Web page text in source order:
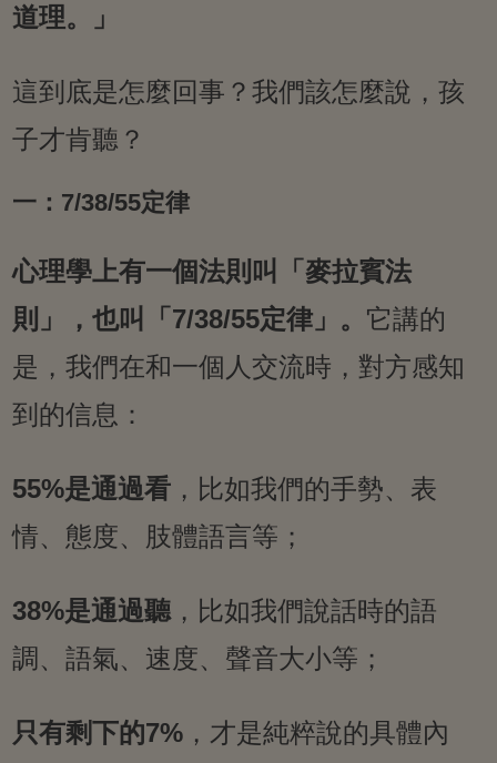
道理。」
這到底是怎麼回事？我們該怎麼說，孩
子才肯聽？
一：7/38/55定律
心理學上有一個法則叫「麥拉賓法
則」，也叫「7/38/55定律」。 它講的
是，我們在和一個人交流時，對方感知
到的信息：
55%是通過看 ，比如我們的手勢、表
情、態度、肢體語言等；
38%是通過聽，比如我們說話時的語
調、語氣、速度、聲音大小等；
只有剩下的7% ，才是純粹說的具體內